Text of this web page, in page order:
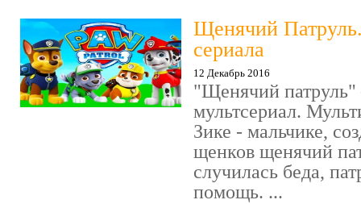
Щенячий
сериала
12 Декабрь 2016
"Щенячий патруль"
мультсериал.
Зике - мальчике,
щенков щенячий
случилась беда,
помощь. ...